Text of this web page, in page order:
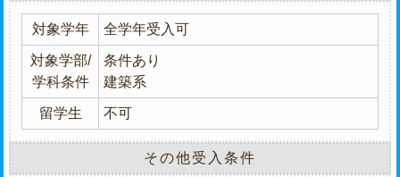
対象学年 全学年受入可
対象学部/
学科条件
条件あり
建築系
留学生 不可
その他受入条件